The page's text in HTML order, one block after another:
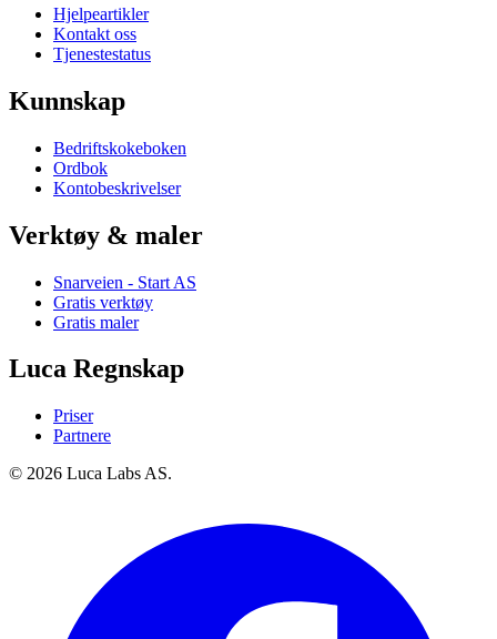
Hjelpeartikler
Kontakt oss
Tjenestestatus
Kunnskap
Bedriftskokeboken
Ordbok
Kontobeskrivelser
Verktøy & maler
Snarveien - Start AS
Gratis verktøy
Gratis maler
Luca Regnskap
Priser
Partnere
© 2026 Luca Labs AS.